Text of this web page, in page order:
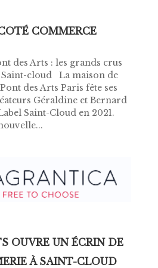
COMMERCE
des Arts : les grands crus
cloud La maison de
des Arts Paris fête ses
Géraldine et Bernard
Saint-Cloud en 2021.
OUVRE UN ÉCRIN DE
À SAINT-CLOUD